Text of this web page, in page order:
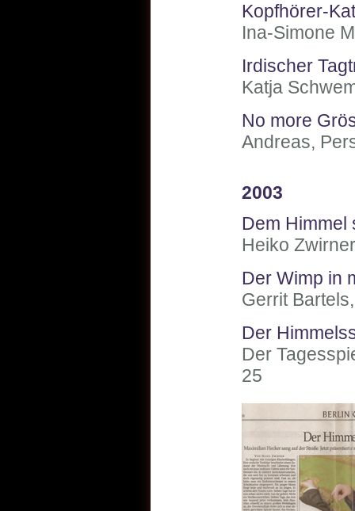
Kopfhörer-
Ina-Simone
Irdischer
Katja
No more
Andreas,
2003
Dem Himmel
Heiko
Der Wimp in
Gerrit
Der
Der
25